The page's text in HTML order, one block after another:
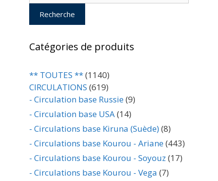
Recherche
Catégories de produits
** TOUTES **(1140)
CIRCULATIONS (619)
- Circulation base Russie(9)
- Circulation base USA(14)
- Circulations base Kiruna (Suède)(8)
- Circulations base Kourou - Ariane(443)
- Circulations base Kourou - Soyouz (17)
- Circulations base Kourou - Vega (7)